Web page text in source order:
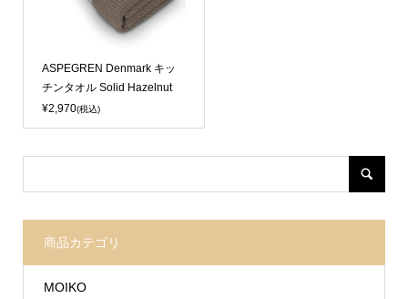
Sold Out
ASPEGREN Denmark キッ
チンタオル Solid Hazelnut
¥2,970(税込)
商品カテゴリ
MOIKO